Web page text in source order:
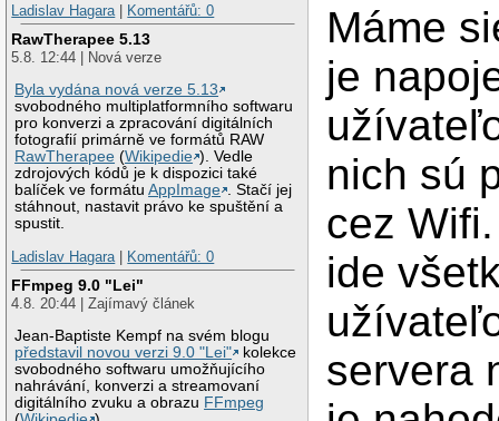
Ladislav Hagara
Komentářů: 0
RawTherapee 5.13
5.8. 12:44 | Nová verze
Byla vydána nová verze 5.13
svobodného multiplatformního softwaru
pro konverzi a zpracování digitálních
fotografií primárně ve formátů RAW
RawTherapee (Wikipedie ). Vedle
zdrojových kódů je k dispozici také
balíček ve formátuAppImage . Stačí jej
stáhnout, nastavit právo ke spuštění a
spustit.
Ladislav Hagara
Komentářů: 0
FFmpeg 9.0 "Lei"
4.8. 20:44 | Zajímavý článek
Jean-Baptiste Kempf na svém blogu
představil novou verzi 9.0 "Lei"
kolekce
svobodného softwaru umožňujícího
nahrávání, konverzi a streamovaní
digitálního zvuku a obrazu FFmpeg
Máme
je
nich sú
cez
ide
servera